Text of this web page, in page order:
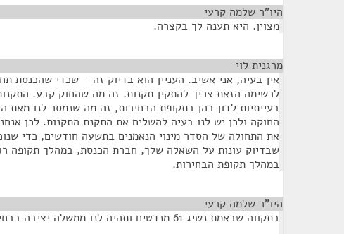
היו"ר שלמה קרעי
מצוין. היא תענה לך בקצרה.
מרגנית לוי
אין בעיה, אני אשיב. העניין הוא בדיוק זה – שכדי שהכנסת
לרשימה הזאת צריך להתקין תקנות. זה מה שהחוק קבע.
בעייתיות לדון בהן בתקופת הבחירות, זה מה שנמסר לנו מאת
החוקה ולכן יש לנו בעיה להשלים את התקנת התקנות. לכן
את התחולה של הסדר מינוי הנאמנים בתשעה חודשים, כדי
שבדיוק עונות על השאלה שלך, חברת הכנסת, במהלך תקופה
במהלך תקופת הבחירות.
היו"ר שלמה קרעי
בתקווה שבאמת נשיג 61 מנדטים ותהיה לנו ממשלה יציבה בבחירות הבאות.